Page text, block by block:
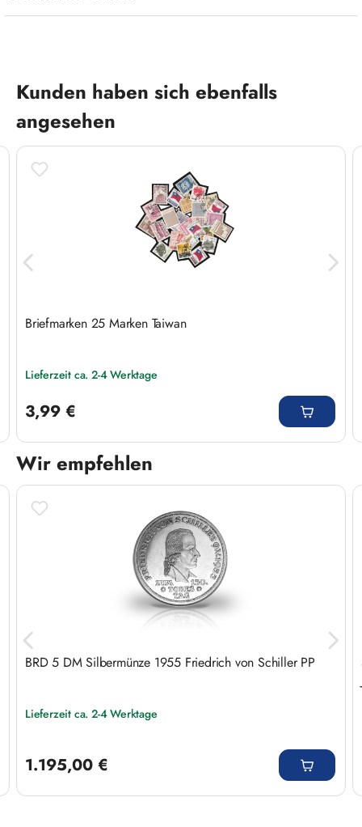
Produktgalerie überspringen
Kunden haben sich ebenfalls
angesehen
Briefmarken 25 Marken Taiwan
Lieferzeit ca. 2-4 Werktage
3,99 €
Wir empfehlen
Produktgalerie überspringen
BRD 5 DM Silbermünze 1955 Friedrich von Schiller PP
Lieferzeit ca. 2-4 Werktage
1.195,00 €